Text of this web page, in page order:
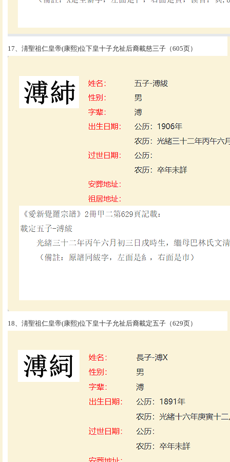
17、淸聖祖仁皇帝(康熙)位下皇十子允祉后裔載慈三子（605页）
18、淸聖祖仁皇帝(康熙)位下皇十子允祉后裔載定五子（629页）